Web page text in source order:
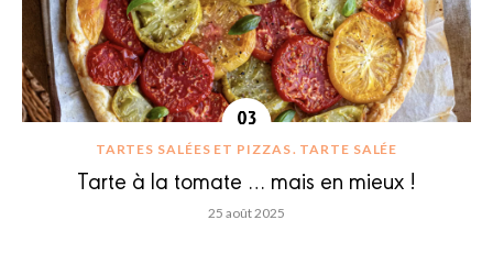
TARTES SALÉES ET PIZZAS TARTE SALÉE
Tarte à la tomate … mais en mieux !
25 août 2025